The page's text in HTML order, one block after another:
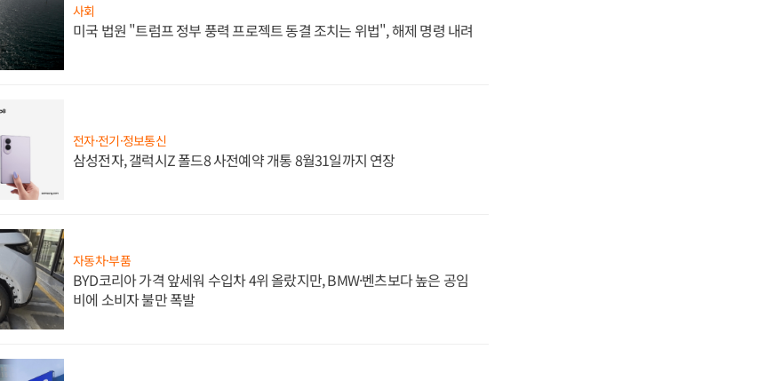
사회
미국 법원 "트럼프 정부 풍력 프로젝트 동결 조치는 위법", 해제 명령 내려
전자·전기·정보통신
삼성전자, 갤럭시Z 폴드8 사전예약 개통 8월31일까지 연장
자동차·부품
BYD코리아 가격 앞세워 수입차 4위 올랐지만, BMW·벤츠보다 높은 공임
비에 소비자 불만 폭발